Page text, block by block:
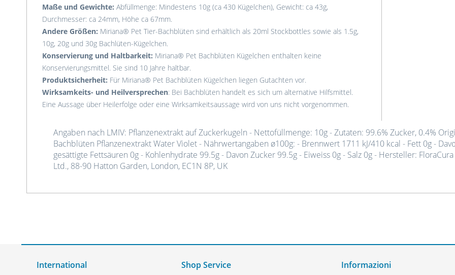
Maße und Gewichte: Abfüllmenge: Mindestens 10g (ca 430 Kügelchen), Gewicht: ca 43g,
Durchmesser: ca 24mm, Höhe ca 67mm.
Andere Größen: Miriana® Pet Tier-Bachblüten sind erhältlich als 20ml Stockbottles sowie als 1.5g,
10g, 20g und 30g Bachlüten-Kügelchen.
Konservierung und Haltbarkeit: Miriana® Pet Bachblüten Kügelchen enthalten keine
Konservierungsmittel. Sie sind 10 Jahre haltbar.
Produktsicherheit: Für Miriana® Pet Bachblüten Kügelchen liegen Gutachten vor.
Wirksamkeits- und Heilversprechen: Bei Bachblüten handelt es sich um alternative Hilfsmittel.
Eine Aussage über Heilerfolge oder eine Wirksamkeitsaussage wird von uns nicht vorgenommen.
Angaben nach LMIV: Pflanzenextrakt auf Zuckerkugeln - Nettofüllmenge: 10g - Zutaten: 99.6% Zucker, 0.4%
Bachblüten Pflanzenextrakt Water Violet - Nährwertangaben ø100g: - Brennwert 1711 kJ/410 kcal - Fett 0g -
gesättigte Fettsäuren 0g - Kohlenhydrate 99.5g - Davon Zucker 99.5g - Eiweiss 0g - Salz 0g - Hersteller:
Ltd., 88-90 Hatton Garden, London, EC1N 8P, UK
International
Shop Service
Informazioni